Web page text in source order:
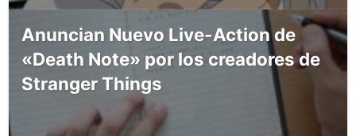
Anuncian Nuevo Live-Action de
«Death Note» por los creadores de
Stranger Things